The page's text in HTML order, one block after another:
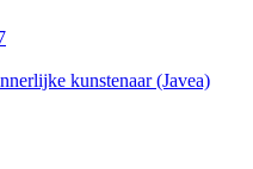
kunstenaar (Javea)